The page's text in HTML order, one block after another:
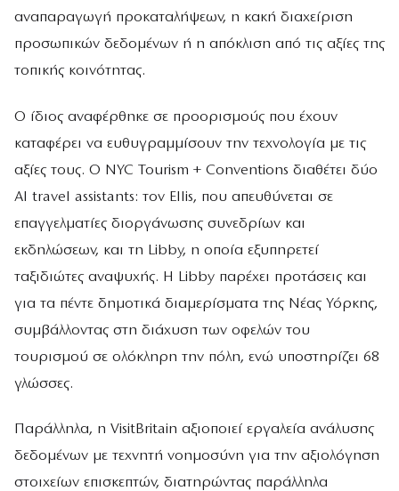
αναπαραγωγή προκαταλήψεων, η κακή διαχείριση
προσωπικών δεδομένων ή η απόκλιση από τις αξίες της
τοπικής κοινότητας.
Ο ίδιος αναφέρθηκε σε προορισμούς που έχουν
καταφέρει να ευθυγραμμίσουν την τεχνολογία με τις
αξίες τους. Ο NYC Tourism + Conventions διαθέτει δύο
AI travel assistants: τον Ellis, που απευθύνεται σε
επαγγελματίες διοργάνωσης συνεδρίων και
εκδηλώσεων, και τη Libby, η οποία εξυπηρετεί
ταξιδιώτες αναψυχής. Η Libby παρέχει προτάσεις και
για τα πέντε δημοτικά διαμερίσματα της Νέας Υόρκης,
συμβάλλοντας στη διάχυση των οφελών του
τουρισμού σε ολόκληρη την πόλη, ενώ υποστηρίζει 68
γλώσσες.
Παράλληλα, η VisitBritain αξιοποιεί εργαλεία ανάλυσης
δεδομένων με τεχνητή νοημοσύνη για την αξιολόγηση
στοιχείων επισκεπτών, διατηρώντας παράλληλα